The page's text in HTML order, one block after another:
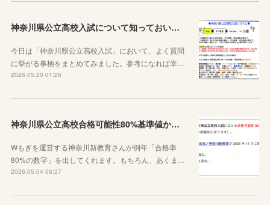
神奈川県公立高校入試について知っておいた方がいい10のこと
今日は「神奈川県公立高校入試」において、よく質問
に挙がる事柄をまとめてみました。参考になれば幸…
2026.05.20 01:26
神奈川県公立高校合格可能性80%基準値からわかること
Wもぎを運営する神奈川新教育さんが例年「合格率
80%の数字」を出してくれます。もちろん、あくま…
2026.05.04 06:27